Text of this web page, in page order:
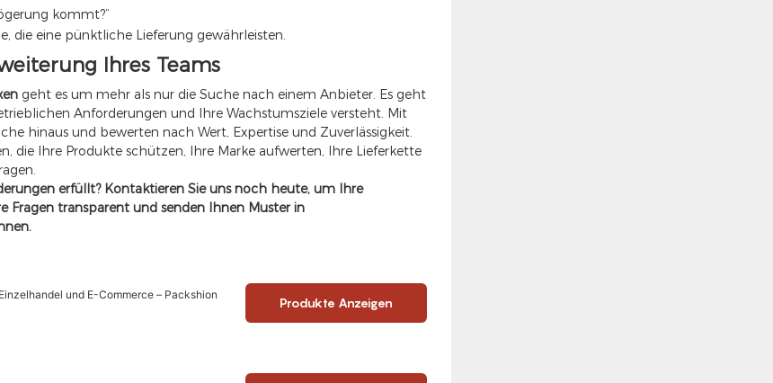
kommt?“
die eine pünktliche Lieferung gewährleisten.
Ihres Teams
geht es um mehr als nur die Suche nach einem Anbieter. Es geht
Anforderungen und Ihre Wachstumsziele versteht. Mit
hinaus und bewerten nach Wert, Expertise und Zuverlässigkeit.
die Ihre Produkte schützen, Ihre Marke aufwerten, Ihre Lieferkette
erfüllt? Kontaktieren Sie uns noch heute, um Ihre
Fragen transparent und senden Ihnen Muster in
und E-Commerce – Packshion
Produkte Anzeigen